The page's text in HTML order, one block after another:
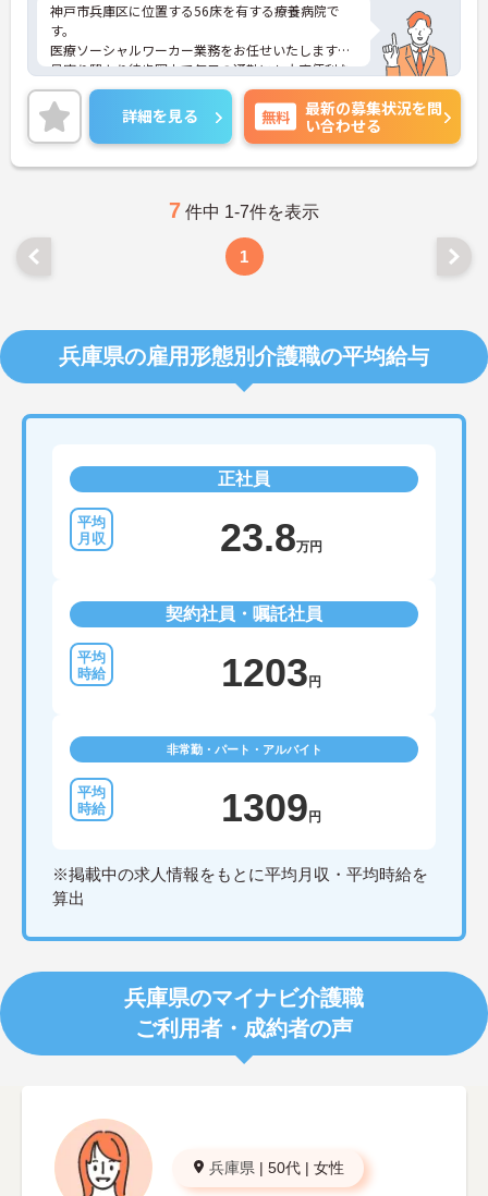
神戸市兵庫区に位置する56床を有する療養病院で
す。
医療ソーシャルワーカー業務をお任せいたします。
最寄り駅より徒歩圏内で毎日の通勤にも大変便利な
立地です。
ご興味のある方には、面接対策ポイントなど、さら
に詳細をお話しいたしますのでお気軽にご相談くだ
さい！
詳細を見る 無料
最新の募集状況を問
い合わせる
7 件中 1-7件を表示
1
兵庫県の雇用形態別介護職の平均給与
正社員
23.8万円
契約社員・嘱託社員
1203 円
非常勤・パート・アルバイト
1309 円
※掲載中の求人情報をもとに平均月収・平均時給を
算出
兵庫県のマイナビ介護職
ご利用者・成約者の声
兵庫県 | 50代 | 女性